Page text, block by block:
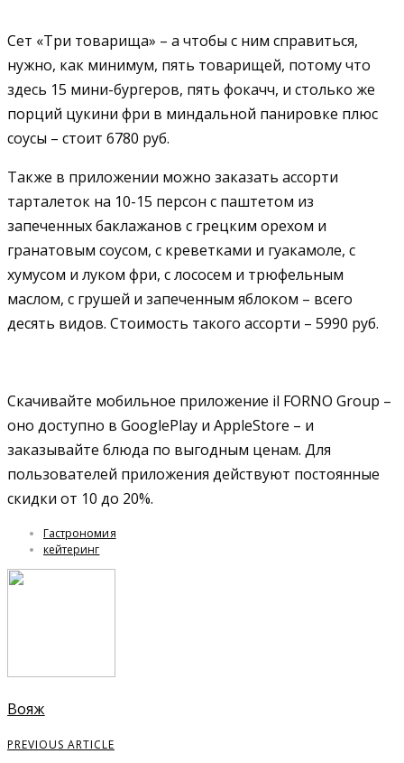
Сет «Три товарища» – а чтобы с ним справиться,
нужно, как минимум, пять товарищей, потому что
здесь 15 мини-бургеров, пять фокачч, и столько же
порций цукини фри в миндальной панировке плюс
соусы – стоит 6780 руб.
Также в приложении можно заказать ассорти
тарталеток на 10-15 персон с паштетом из
запеченных баклажанов с грецким орехом и
гранатовым соусом, с креветками и гуакамоле, с
хумусом и луком фри, с лососем и трюфельным
маслом, с грушей и запеченным яблоком – всего
десять видов. Стоимость такого ассорти – 5990 руб.
Скачивайте мобильное приложение il FORNO Group –
оно доступно в GooglePlay и AppleStore – и
заказывайте блюда по выгодным ценам. Для
пользователей приложения действуют постоянные
скидки от 10 до 20%.
Гастрономия
кейтеринг
Вояж
PREVIOUS ARTICLE